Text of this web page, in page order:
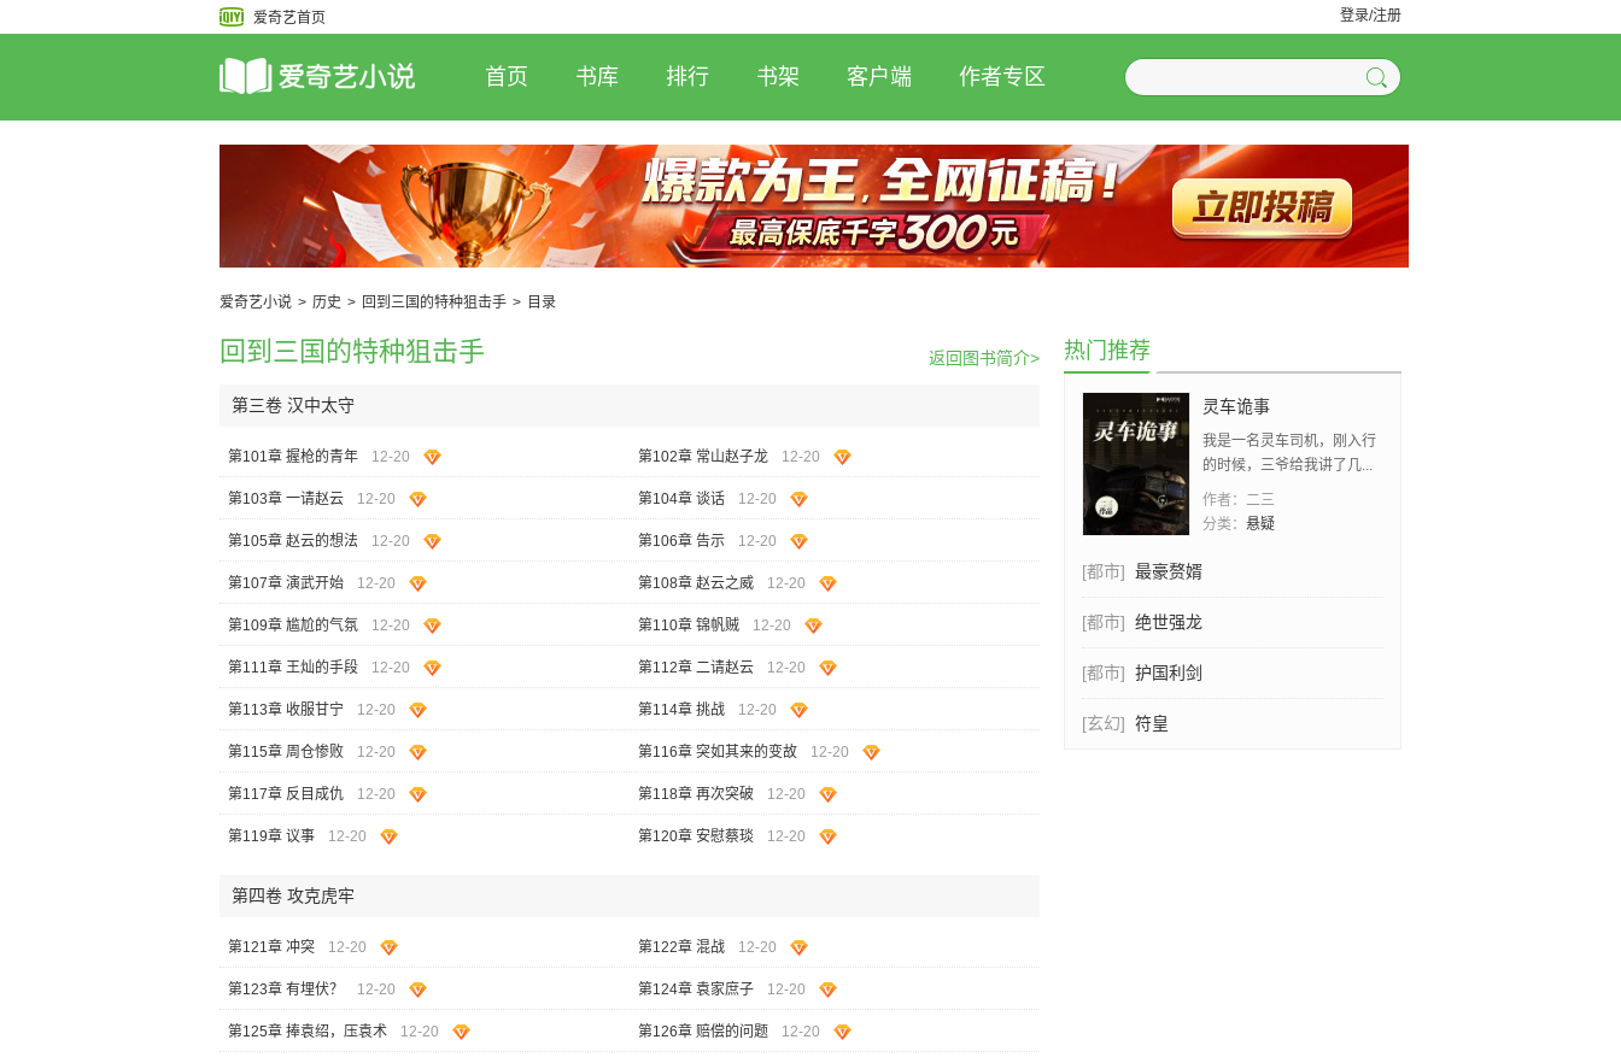
爱奇艺首页 登录/注册
首页 书库 排行 书架 客户端 作者专区
爱奇艺小说 > 历史 > 回到三国的特种狙击手 > 目录
返回图书简介>
回到三国的特种狙击手
第三卷 汉中太守
第101章 握枪的青年 12-20 第102章 常山赵子龙 12-20
第103章 一请赵云 12-20 第104章 谈话 12-20
第105章 赵云的想法 12-20 第106章 告示 12-20
第107章 演武开始 12-20 第108章 赵云之威 12-20
第109章 尴尬的气氛 12-20 第110章 锦帆贼 12-20
第111章 王灿的手段 12-20 第112章 二请赵云 12-20
第113章 收服甘宁 12-20 第114章 挑战 12-20
第115章 周仓惨败 12-20 第116章 突如其来的变故 12-20
第117章 反目成仇 12-20 第118章 再次突破 12-20
第119章 议事 12-20 第120章 安慰蔡琰 12-20
第四卷 攻克虎牢
第121章 冲突 12-20 第122章 混战 12-20
第123章 有埋伏？ 12-20 第124章 袁家庶子 12-20
第125章 捧袁绍，压袁术 12-20 第126章 赔偿的问题 12-20
热门推荐
灵车诡事
我是一名灵车司机，刚入行
的时候，三爷给我讲了几...
作者： 二三
分类： 悬疑
[都市] 最豪赘婿
[都市] 绝世强龙
[都市] 护国利剑
[玄幻] 符皇